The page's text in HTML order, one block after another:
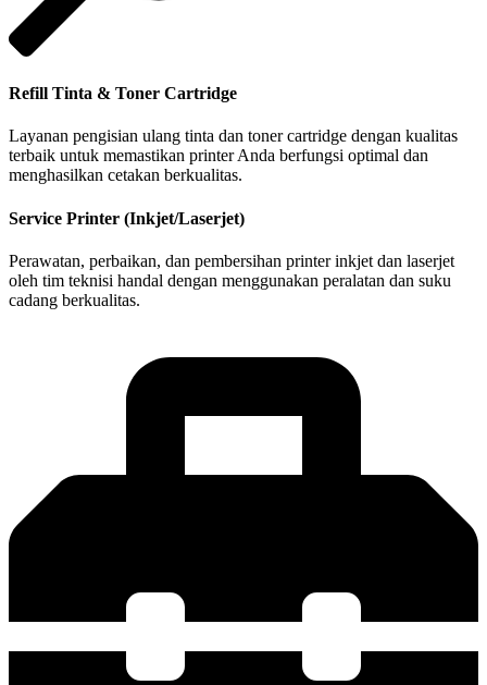
Refill Tinta & Toner Cartridge
Layanan pengisian ulang tinta dan toner cartridge dengan kualitas
terbaik untuk memastikan printer Anda berfungsi optimal dan
menghasilkan cetakan berkualitas.
Service Printer (Inkjet/Laserjet)
Perawatan, perbaikan, dan pembersihan printer inkjet dan laserjet
oleh tim teknisi handal dengan menggunakan peralatan dan suku
cadang berkualitas.